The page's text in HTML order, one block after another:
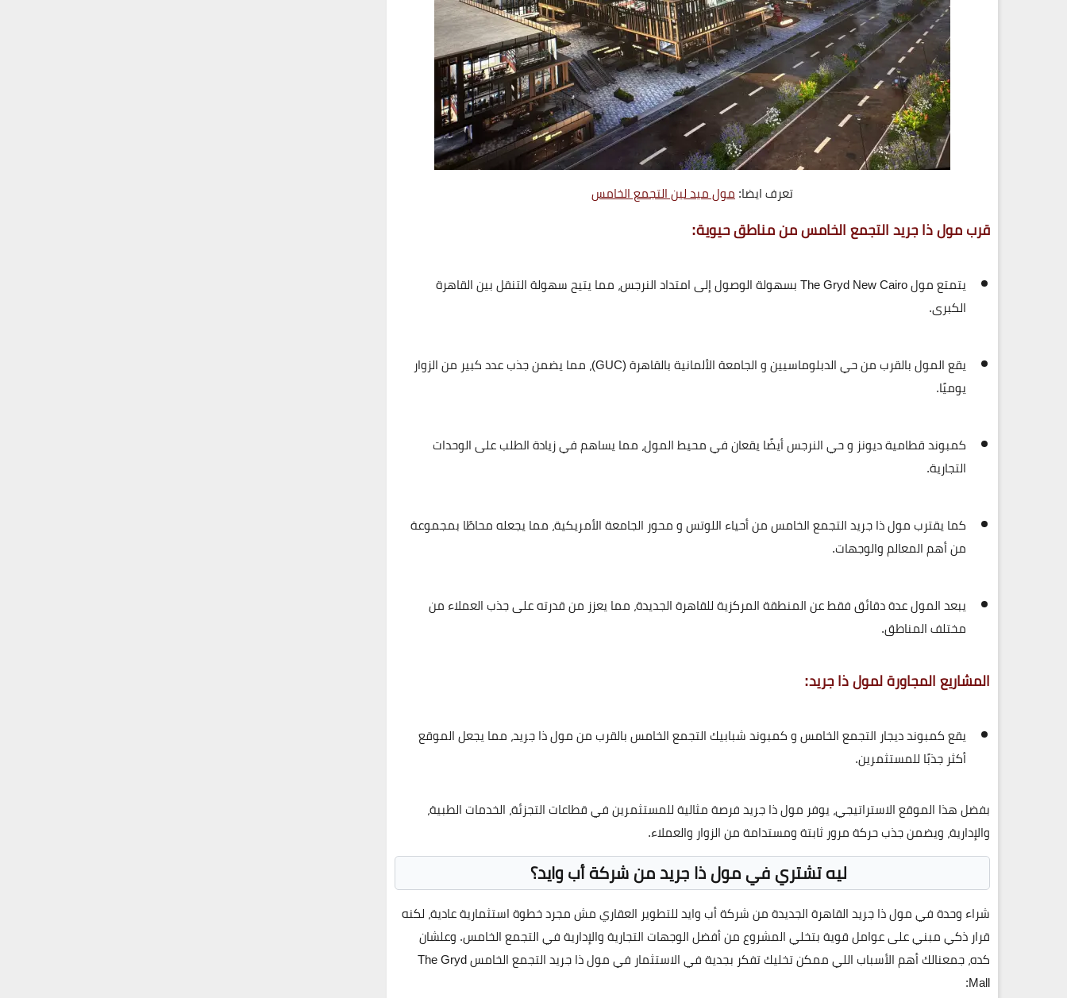
تعرف ايضا:مول ميد لين التجمع الخامس
قرب مول ذا جريد التجمع الخامس من مناطق حيوية:
يتمتع مولThe Gryd New Cairoبسهولة الوصول إلىامتداد النرجس، مما يتيح سهولة التنقل بينالقاهرة
الكبرى.
يقع المول بالقرب منحي الدبلوماسيينوالجامعة الألمانية بالقاهرة (GUC)
، مما يضمن جذب عدد كبير من الزوار
يوميًا.
كمبوند قطامية ديونز وحي النرجسأيضًا يقعان في محيط المول، مما يساهم في زيادة الطلب على الوحدات
التجارية.
كما يقتربمول ذا جريد التجمع الخامسمنأحياء اللوتسومحور الجامعة الأمريكية، مما يجعله محاطًا بمجموعة
من أهم المعالم والوجهات.
يبعد المول عدة دقائق فقط عنالمنطقة المركزية للقاهرة الجديدة، مما يعزز من قدرته على جذب العملاء من
مختلف المناطق.
المشاريع المجاورة لمول ذا جريد:
يقعكمبوند ديجار التجمع الخامسوكمبوند شبابيك التجمع الخامسبالقرب منمول ذا جريد، مما يجعل الموقع
أكثر جذبًا للمستثمرين.
بفضل هذا الموقع الاستراتيجي، يوفر مول ذا جريدفرصة مثالية للمستثمرين في قطاعات التجزئة، الخدمات الطبية،
والإدارية، ويضمن جذب حركة مرور ثابتة ومستدامة من الزوار والعملاء.
ليه تشتري في مول ذا جريد من شركة أب وايد؟
شراء وحدة فيمول ذا جريد القاهرة الجديدةمن شركةأب وايد للتطوير العقاريمش مجرد خطوة استثمارية عادية، لكنه
قرار ذكي مبني على عوامل قوية بتخلي المشروع من أفضل الوجهات التجارية والإدارية فيالتجمع الخامس. وعلشان
كده، جمعنالك أهم الأسباب اللي ممكن تخليك تفكر بجدية في الاستثمار فيمول ذا جريد التجمع الخامسThe Gryd
Mall
: